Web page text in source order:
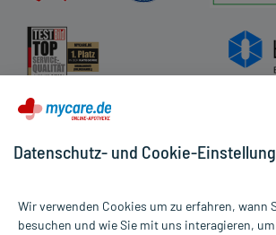
Datenschutz- und Cookie-
Wir verwenden Cookies um zu erfahren, wann
besuchen und wie Sie mit uns interagieren,